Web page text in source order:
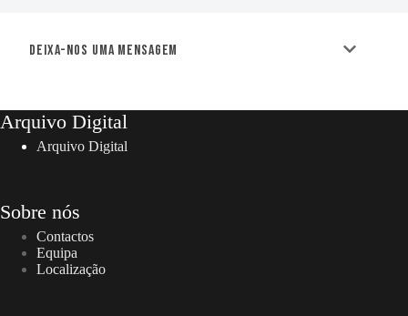
Deixa-nos uma mensagem
Arquivo Digital
Arquivo Digital
Sobre nós
Contactos
Equipa
Localização